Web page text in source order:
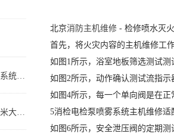
北京消防维保，设施维保项目管理”系统应急启动功能的数量应如何填写？
做消防每平米大概多少钱?消防一平米大约多少钱
北京消防主机维修 - 检修喷水灭
首先，将火灾内容的主机维修工
如图1所示，浴室地板筛选测试
如图2所示，动作确认测试流指示
如图4所示，每一个单向阀是在
5消检电检泵喷雾系统主机维修
如图6所示，安全泄压阀的定期